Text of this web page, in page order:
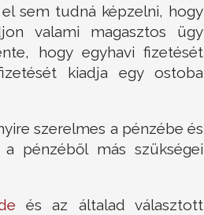
sem tudná képzelni, hogy
valami magasztos ügy
hogy egyhavi fizetését
kiadja egy ostoba
szerelmes a pénzébe és
pénzéből más szükségei
és az általad választott